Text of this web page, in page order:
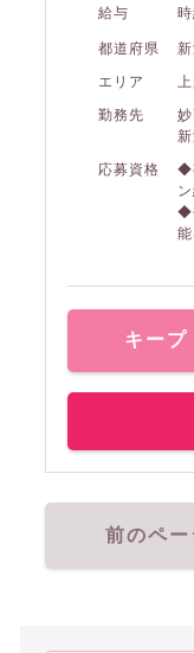
給与
都道府県
エリア
勤務先
応募資格
◆
◆
キープ
前のペー